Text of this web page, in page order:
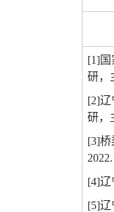
[1]
研，
[2]辽
研，
[3]桥
[4]辽
[5]辽